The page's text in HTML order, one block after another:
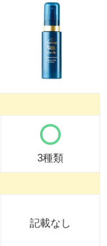
3種類
記載なし